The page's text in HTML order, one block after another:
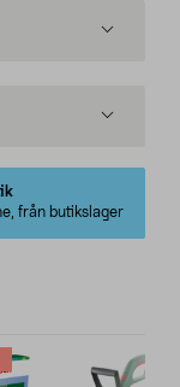
från butikslager